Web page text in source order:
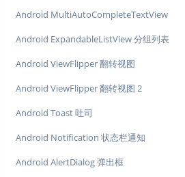
Android MultiAutoCompleteTextView
Android ExpandableListView 分组列表
Android ViewFlipper 翻转视图
Android ViewFlipper 翻转视图 2
Android Toast 吐司
Android Notification 状态栏通知
Android AlertDialog 弹出框